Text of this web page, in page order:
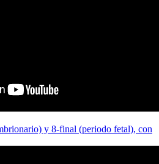
y 8-final (periodo fetal), con